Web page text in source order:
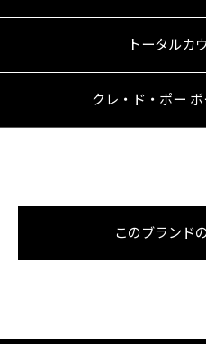
トータルカ
クレ・ド・ポー
このブランド